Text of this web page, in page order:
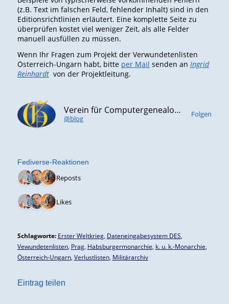
(z.B. Text im falschen Feld, fehlender Inhalt) sind in den
Editionsrichtlinien erläutert. Eine komplette Seite zu
überprüfen kostet viel weniger Zeit, als alle Felder
manuell ausfüllen zu müssen.
Wenn Ihr Fragen zum Projekt der Verwundetenlisten
Österreich-Ungarn habt, bitte per Mail senden an Ingrid
Reinhardtvon der Projektleitung.
Verein für Computergenealogie e.V. (CompGen)
@blog
Folgen
Fediverse-Reaktionen
3 Reposts
3 Likes
Schlagworte: Erster Weltkrieg, Dateneingabesystem DES
Vewundetenlisten, Prag, Habsburgermonarchie k. u. k.-Monarchie
Österreich-Ungarn, Verlustlisten, Militärarchiv
Eintrag teilen